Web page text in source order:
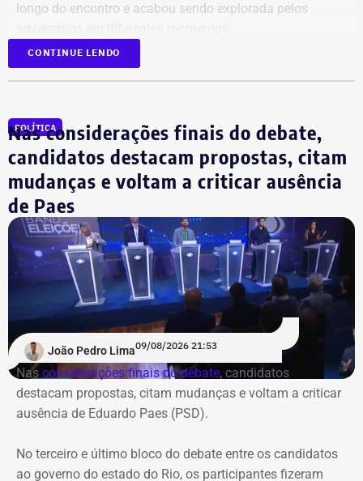
longo do encontro e acabou sendo explorada pelos
O debate foi mediado pela jornalista Adriana Araújo e
houve os confrontos diretos.
No segundo, os participantes responderam a
perguntas
feitas por jornalistas, a partir de temas previamente
contextualizados, seguido de mais uma rodada de
perguntas diretas. Vale destacar que nas duas rodadas
em que os candidatos se questionavam, os postulantes
ao Palácio Guanabara seguiram a mesma ordem de
quem pergunta a quem.
Pela ordem das perguntas entre si, a impressão foi de que
os candidatos evitaram direcionar questionamentos a
Garotinho, enquanto Douglas Ruas e André Marinho
protagonizaram uma espécie de dobradinha, utilizando
suas perguntas para abrir espaço para o outro apresentar
foi reservado às considerações finais.
CONTINUE LENDO
POLÍTICA
Nas considerações finais do debate,
candidatos destacam propostas, citam
mudanças e voltam a criticar ausência
de Paes
João Pedro Lima09/08/2026 21:53
Nas considerações finais do debate, candidatos
destacam propostas, citam mudanças e voltam a criticar
ausência de Eduardo Paes (PSD).
No terceiro e último bloco do debate entre os candidatos
ao governo do estado do Rio, os participantes fizeram